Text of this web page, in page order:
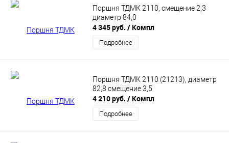
Поршня ТДМК 2110, смещение 2,3
диаметр 84,0
4 345 руб. / Компл
Подробнее
Поршня ТДМК 2110 (21213), диаметр
82,8 смещение 3,5
4 210 руб. / Компл
Подробнее